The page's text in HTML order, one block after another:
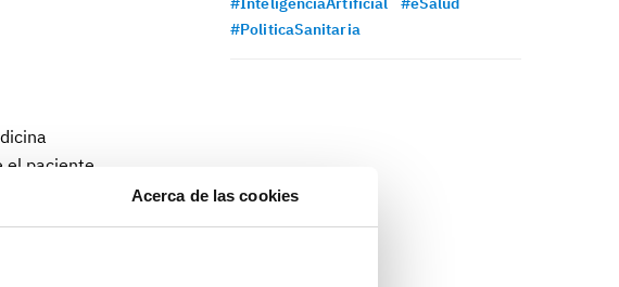
Acerca de las cookies
el paciente
#PoliticaSanitaria